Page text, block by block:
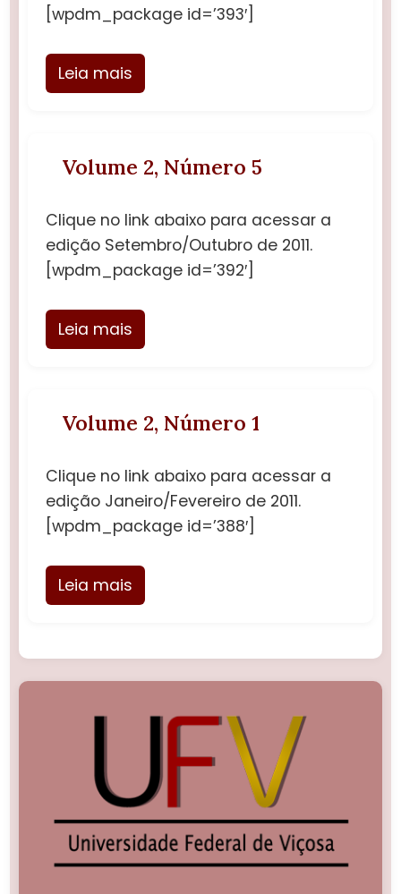
[wpdm_package id=’393′]
Leia mais
Volume 2, Número 5
Clique no link abaixo para acessar a
edição Setembro/Outubro de 2011.
[wpdm_package id=’392′]
Leia mais
Volume 2, Número 1
Clique no link abaixo para acessar a
edição Janeiro/Fevereiro de 2011.
[wpdm_package id=’388′]
Leia mais